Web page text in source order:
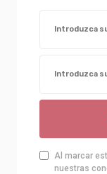
Al marcar
nuestras